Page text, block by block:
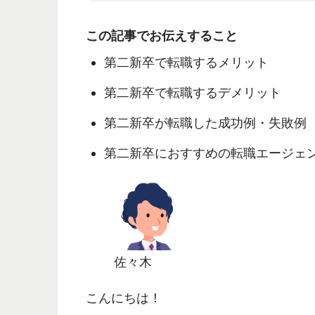
この記事でお伝えすること
第二新卒で転職するメリット
第二新卒で転職するデメリット
第二新卒が転職した成功例・失敗例
第二新卒におすすめの転職エージェ
佐々木
こんにちは！